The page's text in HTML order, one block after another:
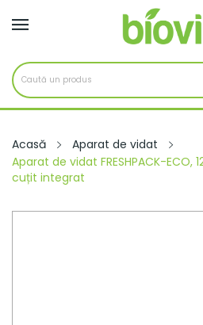
Acasă
Aparat de vidat
Aparat de vidat FRESHPACK-
cuțit integrat